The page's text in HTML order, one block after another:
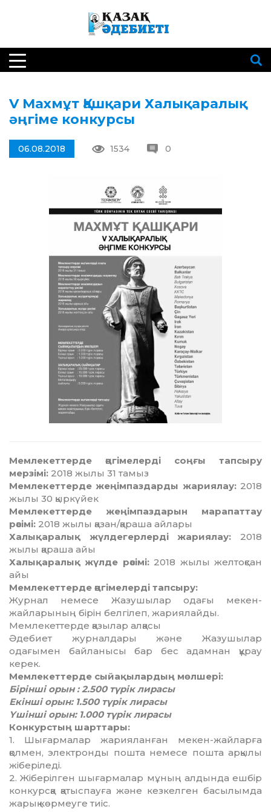
V Махмұт Қашқари Халықаралық
әңгіме конкурсы
06.08.2018 1534 0
Мемлекеттерде әңгімелерді соңғы тапсыру
мерзімі: 2018 жылы 31 тамыз
Мемлекеттерде жеңімпаздарды жариялау:2018
жылы 30 қыркүйек
Мемлекеттерде жеңімпаздарын марапаттау
рәсімі: 2018 жылы қазан/қараша айлары
Халықаралық жүлдегерлерді жариялау: 2018
жылы қараша айы
Халықаралық жүлде рәсімі:2018 жылы желтоқсан
айы
Мемлекеттерде әңгімелерді тапсыру:
Журнал немесе Жазушылар одағы мекен-
жайларының бiрiн белгiлеп, жариялайды.
Мемлекеттерде қазылар алқасы
Әдебиет журналдары және Жазушылар
одағымен байланысы бар бес адамнан құрау
керек.
Мемлекеттерде сыйақылардың мөлшері:
Бiрiншi орын : 2.500 түрік лирасы
Екiншi орын: 1.500 түрік лирасы
Үшінші орын: 1.000 түрік лирасы
Конкурстың шарттары:
1. Шығармалар жарияланған мекен-жайларға
қолмен, электронды пошта немесе пошта арқылы
жіберіледі.
2. Жіберілген шығармалар мұның алдында ешбір
конкурсқа қатыспауға және кезкелген басылымда
жарық көрмеуге тиіс.